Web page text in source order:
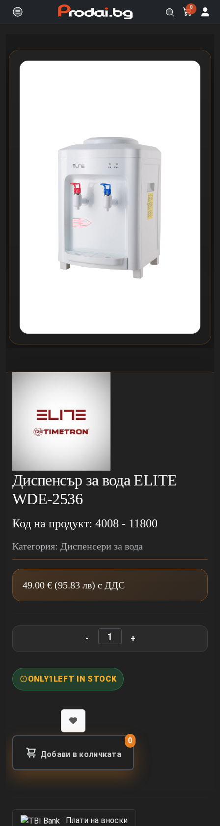
0
Диспенсър за вода ELITE
WDE-2536
Код на продукт: 4008 - 11800
Категория: Диспенсери за вода
49.00 € (95.83 лв) с ДДС
ONLY1 LEFT IN STOCK
Добави в количката
0
Πлати на вноски